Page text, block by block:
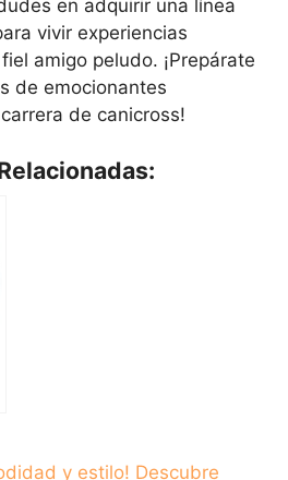
en adquirir una línea
vivir experiencias
amigo peludo. ¡Prepárate
de emocionantes
de canicross!
y estilo! Descubre